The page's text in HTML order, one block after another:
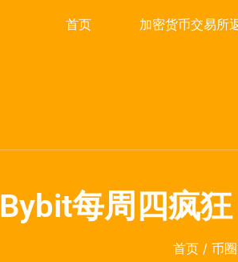
首页 加密货币交易所
Bybit每周四疯狂
首页/ 币